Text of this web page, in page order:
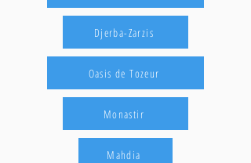
Djerba-Zarzis
Oasis de Tozeur
Monastir
Mahdia